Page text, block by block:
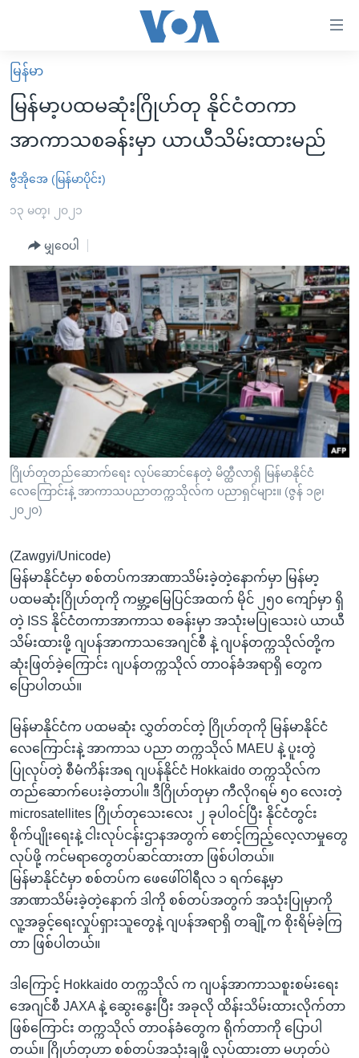
လွယ်ကူ
စေ
များ
ပင်မ
ကျော်
ကြည့်
ရန်
ပင်မ
ကျော်
ကြည့်
ရန်
ရှာဖွေ
နေရာ
ကျော်
ရန်
မူလစာမျက်နှာ
မြန်မာ
ကမ္ဘာ့သတင်းများ
နိုင်ငံတကာ
အစ္စရေး-ပါလက်စတိုင်း
ဗွီဒီယို
အင်္ဂလိပ်စာလေ့လာမယ်
အမေရိကန်သုံးအီဒီယံ
မကြေးမုံရဲ့ အင်္ဂလိပ်စာ
ရုပ်ရှင်ထဲက အင်္ဂလိပ်စာ
သုတပဒေသာ အင်္ဂလိပ်စာ
အပတ်စဉ်ကဏ္ဍများ
ရေဒီယို
တီဗွီ
ရေဒီယိုနှင့်ရုပ်သံ အချက်အလက်များ
ရေဒီယို/တီဗွီအစီအစဉ်
Learning English
ဗွီအိုအေ လူမှုကွန်ယက်များ
ဘာသာစကားများ
မြန်မာ
မြန်မာ့ပထမဆုံးဂြိုဟ်တု နိုင်ငံတကာ
အာကာသစခန်းမှာ ယာယီသိမ်းထားမည်
ဗွီအိုအေ (မြန်မာပိုင်း)
၁၃ မတ္၊ ၂၀၂၁
မျှဝေပါ
ဂြိုဟ်တုတည်ဆောက်ရေး လုပ်ဆောင်နေတဲ့ မိတ္ထီလာရှိ မြန်မာနိုင်ငံ
လေကြောင်းနဲ့ အာကာသပညာတက္ကသိုလ်က ပညာရှင်များ။ (ဇွန် ၁၉၊
၂၀၂၀)
(Zawgyi/Unicode)
မြန်မာနိုင်ငံမှာ စစ်တပ်ကအာဏာသိမ်းခဲ့တဲ့နောက်မှာ မြန်မာ့
ပထမဆုံးဂြိုဟ်တုကို ကမ္ဘာ့မြေပြင်အထက် မိုင် ၂၅၀ ကျော်မှာ ရှိ
တဲ့ ISS နိုင်ငံတကာအာကာသ စခန်းမှာ အသုံးမပြုသေးပဲ ယာယီ
သိမ်းထားဖို့ ဂျပန်အာကာသအေဂျင်စီ နဲ့ ဂျပန်တက္ကသိုလ်တို့က
ဆုံးဖြတ်ခဲ့ကြောင်း ဂျပန်တက္ကသိုလ် တာဝန်ခံအရာရှိ တွေက
ပြောပါတယ်။
မြန်မာနိုင်ငံက ပထမဆုံး လွှတ်တင်တဲ့ ဂြိုဟ်တုကို မြန်မာနိုင်ငံ
လေကြောင်းနဲ့ အာကာသ ပညာ တက္ကသိုလ် MAEU နဲ့ ပူးတွဲ
ပြုလုပ်တဲ့ စီမံကိန်းအရ ဂျပန်နိုင်ငံ Hokkaido တက္ကသိုလ်က
တည်ဆောက်ပေးခဲ့တာပါ။ ဒီဂြိုဟ်တုမှာ ကီလိုဂရမ် ၅၀ လေးတဲ့
microsatellites ဂြိုဟ်တုသေးလေး ၂ ခုပါဝင်ပြီး နိုင်ငံတွင်း
စိုက်ပျိုးရေးနဲ့ ငါးလုပ်ငန်းဌာနအတွက် စောင့်ကြည့်လေ့လာမှုတွေ
လုပ်ဖို့ ကင်မရာတွေတပ်ဆင်ထားတာ ဖြစ်ပါတယ်။
မြန်မာနိုင်ငံမှာ စစ်တပ်က ဖေဖေါ်ဝါရီလ ၁ ရက်နေ့မှာ
အာဏာသိမ်းခဲ့တဲ့နောက် ဒါကို စစ်တပ်အတွက် အသုံးပြုမှာကို
လူ့အခွင့်ရေးလှုပ်ရှားသူတွေနဲ့ ဂျပန်အရာရှိ တချိုံ့က စိုးရိမ်ခဲ့ကြ
တာ ဖြစ်ပါတယ်။
ဒါကြောင့် Hokkaido တက္ကသိုလ် က ဂျပန်အာကာသစူးစမ်းရေး
အေဂျင်စီ JAXA နဲ့ ဆွေးနွေးပြီး အခုလို ထိန်းသိမ်းထားလိုက်တာ
ဖြစ်ကြောင်း တက္ကသိုလ် တာဝန်ခံတွေက ရိုက်တာကို ပြောပါ
တယ်။ ဂြိုဟ်တုဟာ စစ်တပ်အသုံးချဖို့ လုပ်ထားတာ မဟုတ်ပဲ